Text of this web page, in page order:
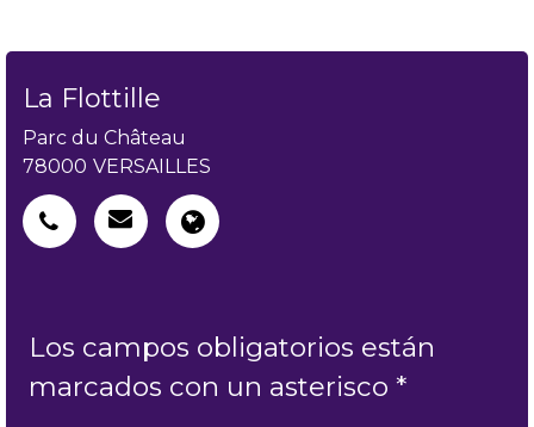
La Flottille
Parc du Château
78000 VERSAILLES
Los campos obligatorios están
marcados con un asterisco *